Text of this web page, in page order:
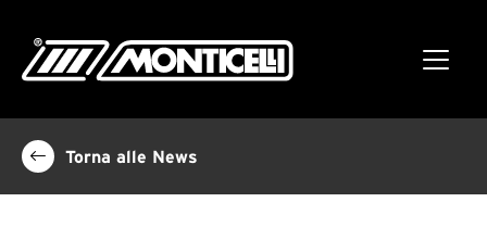
Torna alle News